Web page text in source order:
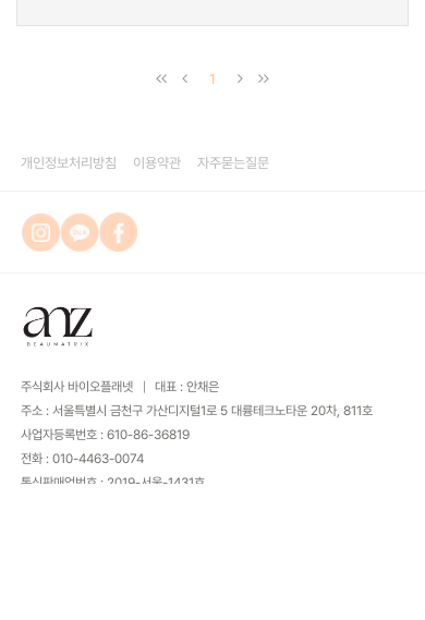
1
개인정보처리방침 이용약관 자주묻는질문
주식회사 바이오플래넷
대표 : 안채은
주소 : 서울특별시 금천구 가산디지털1로 5 대륭테크노타운 20차, 811호
사업자등록번호 : 610-86-36819
전화 : 010-4463-0074
통신판매업번호 : 2019-서울-1431호